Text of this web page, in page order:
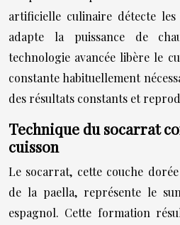
artificielle culinaire détecte les
adapte la puissance de
technologie avancée libère le
constante habituellement
des résultats constants et
Technique du socarrat
cuisson
Le socarrat, cette couche
de la paella, représente le
espagnol. Cette formation